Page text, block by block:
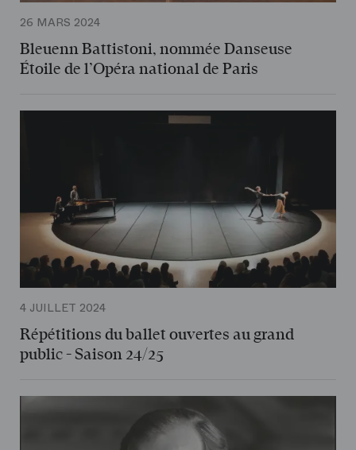
26 MARS 2024
Bleuenn Battistoni, nommée Danseuse
Étoile de l’Opéra national de Paris
4 JUILLET 2024
Répétitions du ballet ouvertes au grand
public - Saison 24/25